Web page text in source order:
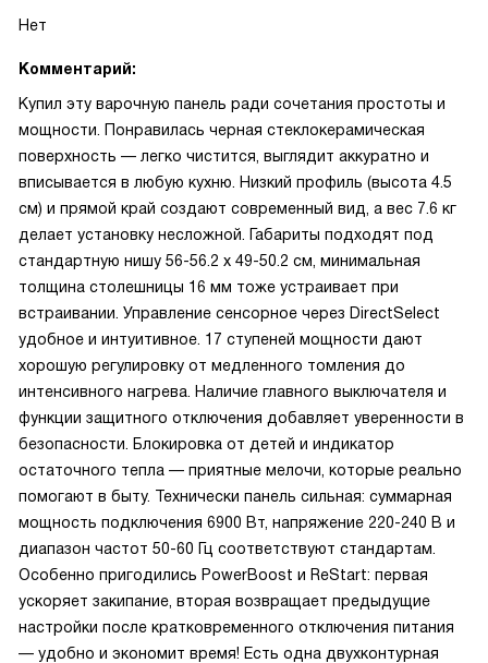
Нет
Комментарий:
Купил эту варочную панель ради сочетания простоты и
мощности. Понравилась черная стеклокерамическая
поверхность — легко чистится, выглядит аккуратно и
вписывается в любую кухню. Низкий профиль (высота 4.5
см) и прямой край создают современный вид, а вес 7.6 кг
делает установку несложной. Габариты подходят под
стандартную нишу 56-56.2 х 49-50.2 см, минимальная
толщина столешницы 16 мм тоже устраивает при
встраивании. Управление сенсорное через DirectSelect
удобное и интуитивное. 17 ступеней мощности дают
хорошую регулировку от медленного томления до
интенсивного нагрева. Наличие главного выключателя и
функции защитного отключения добавляет уверенности в
безопасности. Блокировка от детей и индикатор
остаточного тепла — приятные мелочи, которые реально
помогают в быту. Технически панель сильная: суммарная
мощность подключения 6900 Вт, напряжение 220-240 В и
диапазон частот 50-60 Гц соответствуют стандартам.
Особенно пригодились PowerBoost и ReStart: первая
ускоряет закипание, вторая возвращает предыдущие
настройки после кратковременного отключения питания
— удобно и экономит время! Есть одна двухконтурная